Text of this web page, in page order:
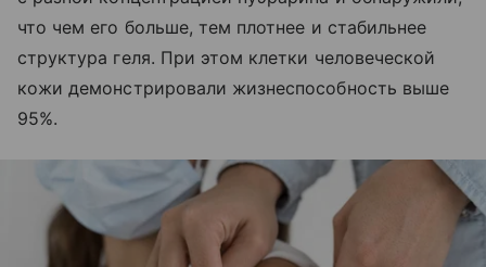
что чем его больше, тем плотнее и стабильнее
структура геля. При этом клетки человеческой
кожи демонстрировали жизнеспособность выше
95%.